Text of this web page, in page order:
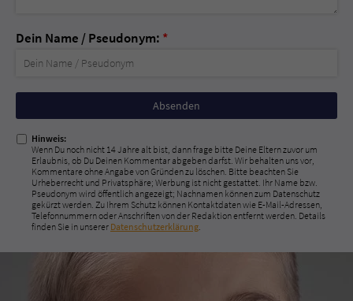
Dein Name / Pseudonym: *
Nicht
ausfüllen!
Hinweis:
Wenn Du noch nicht 14 Jahre alt bist, dann frage bitte Deine Eltern zuvor um
Erlaubnis, ob Du Deinen Kommentar abgeben darfst. Wir behalten uns vor,
Kommentare ohne Angabe von Gründen zu löschen. Bitte beachten Sie
Urheberrecht und Privatsphäre; Werbung ist nicht gestattet. Ihr Name bzw.
Pseudonym wird öffentlich angezeigt; Nachnamen können zum Datenschutz
gekürzt werden. Zu Ihrem Schutz können Kontaktdaten wie E-Mail-Adressen,
Telefonnummern oder Anschriften von der Redaktion entfernt werden. Details
finden Sie in unserer Datenschutzerklärung